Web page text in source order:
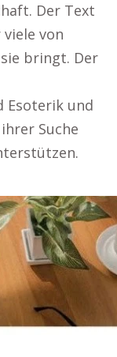
Der Text
von
bringt. Der
Esoterik und
Suche